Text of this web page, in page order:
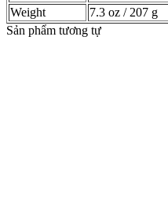
Weight
7.3 oz / 207 g
Sản phẩm tương tự